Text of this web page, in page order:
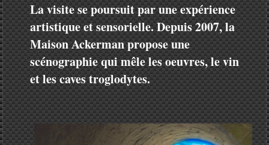
La visite se poursuit par une expérience
artistique et sensorielle. Depuis 2007, la
Maison Ackerman propose une
scénographie qui mêle les oeuvres, le vin
et les caves troglodytes.